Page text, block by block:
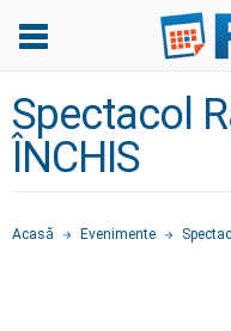
Spectacol
ÎNCHIS
Acasă Evenimente